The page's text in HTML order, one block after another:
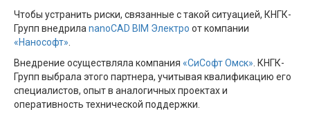
Чтобы устранить риски, связанные с такой ситуацией, КНГК-
Групп внедрила nanoCAD BIM Электро от компании
«Нанософт»
Внедрение осуществляла компания «СиСофт Омск» . КНГК-
Групп выбрала этого партнера, учитывая квалификацию его
специалистов, опыт в аналогичных проектах и
оперативность технической поддержки.